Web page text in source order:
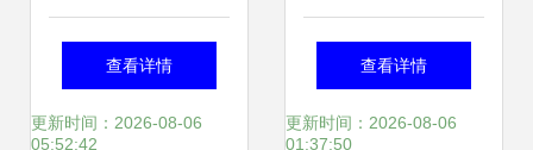
国际ERP系统，打
造“以销定产 以产
查看详情
更新时间：2026-08-06
05:52:42
产品发行说明文档
有喜企业ERP实战
查看详情
更新时间：2026-08-06
01:37:50